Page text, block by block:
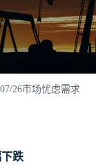
26市场忧虑需求
跌